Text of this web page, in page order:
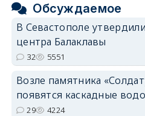
Обсуждаемое
В Севастополе
центра Балаклавы
32 5551
Возле памятника
появятся каскадные
29 4224